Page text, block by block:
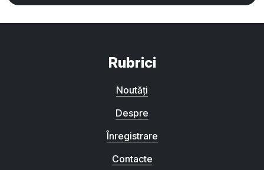
Rubrici
Noutăți
Despre
Înregistrare
Contacte